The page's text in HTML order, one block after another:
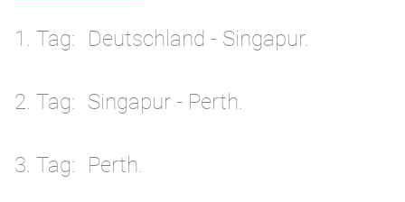
1. Tag Deutschland - Singapur.
2. Tag Singapur - Perth.
3. Tag Perth.